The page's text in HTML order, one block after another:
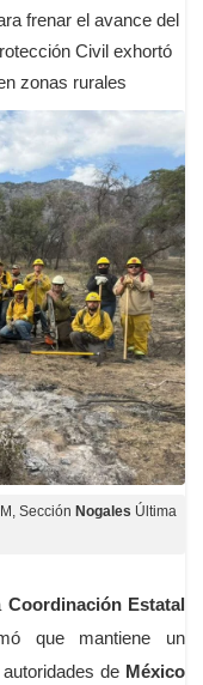
frenar el avance del
Civil exhortó
zonas rurales
, Sección Nogales Última
Coordinación Estatal
que mantiene un
de México